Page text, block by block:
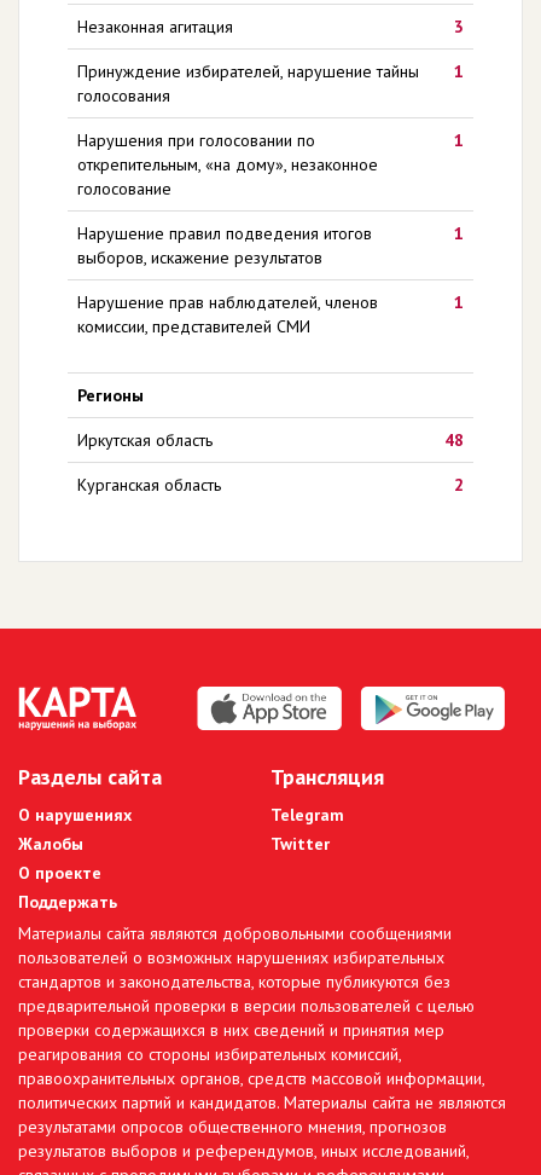
Незаконная агитация 3
Принуждение избирателей, нарушение тайны
голосования
1
Нарушения при голосовании по
открепительным, «на дому», незаконное
голосование
1
Нарушение правил подведения итогов
выборов, искажение результатов
1
Нарушение прав наблюдателей, членов
комиссии, представителей СМИ
1
Регионы
Иркутская область 48
Курганская область 2
Разделы сайта
О нарушениях
Жалобы
О проекте
Поддержать
Трансляция
Telegram
Twitter
Материалы сайта являются добровольными сообщениями
пользователей о возможных нарушениях избирательных
стандартов и законодательства, которые публикуются без
предварительной проверки в версии пользователей с целью
проверки содержащихся в них сведений и принятия мер
реагирования со стороны избирательных комиссий,
правоохранительных органов, средств массовой информации,
политических партий и кандидатов. Материалы сайта не являются
результатами опросов общественного мнения, прогнозов
результатов выборов и референдумов, иных исследований,